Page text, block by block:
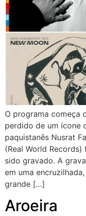
O programa começa
perdido de um ícone
paquistanês Nusrat
(Real World
sido gravado. A
em uma
grande […]
Aroeira